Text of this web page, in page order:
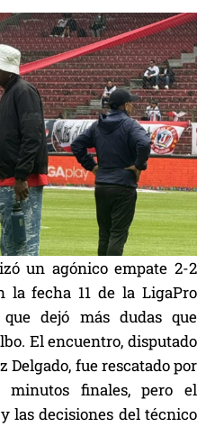
un agónico empate 2-2
la fecha 11 de la LigaPro
dejó más dudas que
El encuentro, disputado
Delgado, fue rescatado por
finales, pero el
las decisiones del técnico